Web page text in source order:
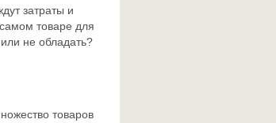
затраты и
товаре для
не обладать?
товаров